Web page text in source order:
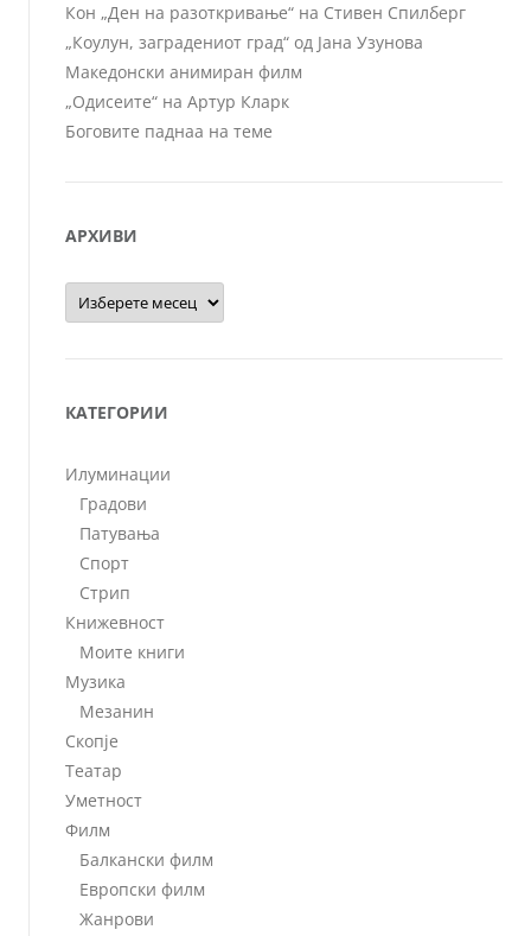
Кон „Ден на разоткривање“ на Стивен Спилберг
„Коулун, заградениот град“ од Јана Узунова
Македонски анимиран филм
„Одисеите“ на Артур Кларк
Боговите паднаа на теме
АРХИВИ
Архиви
КАТЕГОРИИ
Илуминации
Градови
Патувања
Спорт
Стрип
Книжевност
Моите книги
Музика
Мезанин
Скопје
Театар
Уметност
Филм
Балкански филм
Европски филм
Жанрови